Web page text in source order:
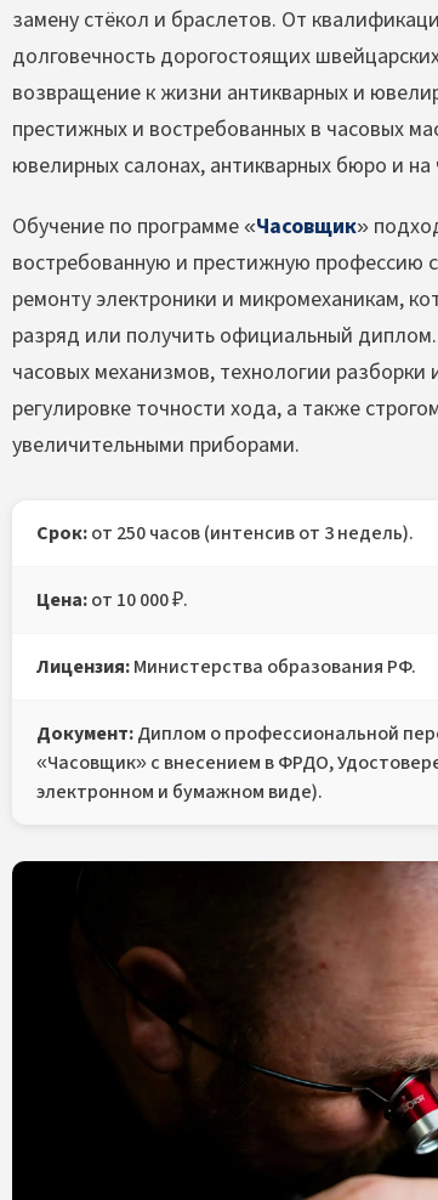
замену стёкол и браслетов. От
долговечность дорогостоящих
возвращение к жизни антикварных и
престижных и востребованных в часовых
ювелирных салонах, антикварных бюро и на
Обучение по программе «Часовщик»
востребованную и престижную профессию
ремонту электроники и микромеханикам,
разряд или получить официальный
часовых механизмов, технологии
регулировке точности хода, а также
увеличительными приборами.
Срок:от 250 часов (интенсив от 3 недель).
Цена:от 10 000 ₽.
Лицензия:Министерства образования РФ.
Документ:Диплом о профессиональной
«Часовщик» с внесением в ФРДО,
электронном и бумажном виде).